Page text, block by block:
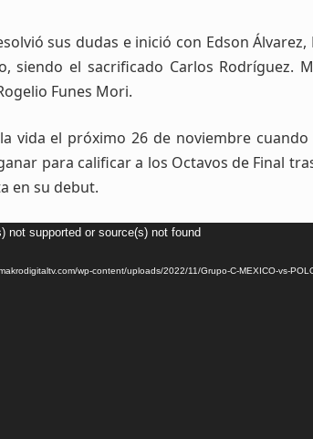
sus dudas e inició con Edson
siendo el sacrificado Carlos Rodríguez.
Funes Mori.
vida el próximo 26 de noviembre
para calificar a los Octavos de Final
en su debut.
not supported or source(s) not found
wp-content/uploads/2022/11/Grupo-C-MEXICO-vs-